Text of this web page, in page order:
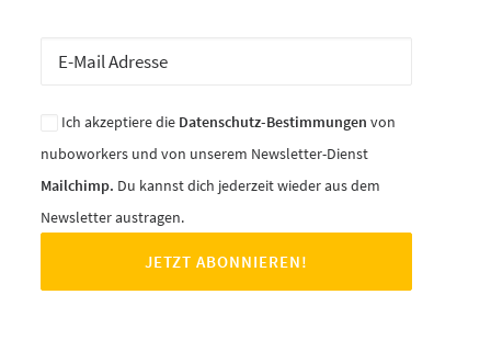
Ich akzeptiere die Datenschutz-Bestimmungen von
nuboworkers und von unserem Newsletter-Dienst
Mailchimp. Du kannst dich jederzeit wieder aus dem
Newsletter austragen.